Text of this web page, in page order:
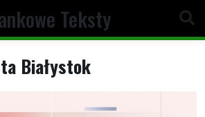
Teksty
Białystok